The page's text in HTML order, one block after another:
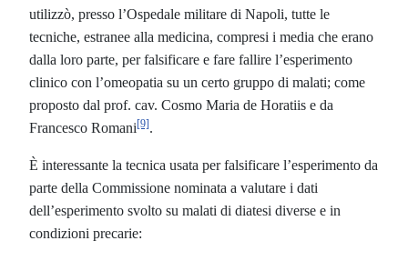
utilizzò, presso l’Ospedale militare di Napoli, tutte le
tecniche, estranee alla medicina, compresi i media che erano
dalla loro parte, per falsificare e fare fallire l’esperimento
clinico con l’omeopatia su un certo gruppo di malati; come
proposto dal prof. cav. Cosmo Maria de Horatiis e da
Francesco Romani[9].
È interessante la tecnica usata per falsificare l’esperimento da
parte della Commissione nominata a valutare i dati
dell’esperimento svolto su malati di diatesi diverse e in
condizioni precarie: